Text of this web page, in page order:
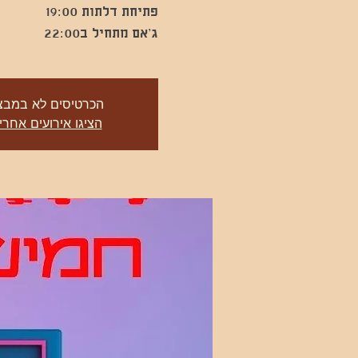
ג’אם מתחיל ב22:00
הכרטיסים לא
הציגו אירועים